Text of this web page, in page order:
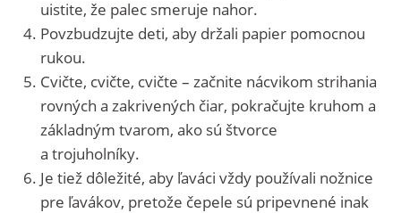
uistite, že palec smeruje nahor.
Povzbudzujte deti, aby držali papier pomocnou
rukou.
Cvičte, cvičte, cvičte – začnite nácvikom strihania
rovných a zakrivených čiar, pokračujte kruhom a
základným tvarom, ako sú štvorce
a trojuholníky.
Je tiež dôležité, aby ľaváci vždy používali nožnice
pre ľavákov, pretože čepele sú pripevnené inak